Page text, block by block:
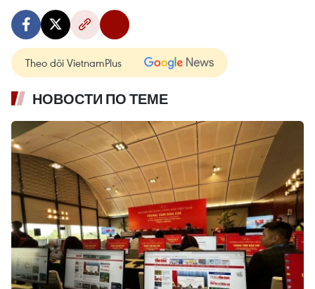
Theo dõi VietnamPlus
НОВОСТИ ПО ТЕМЕ